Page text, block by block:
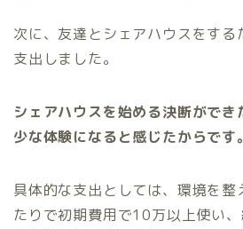
次に、友達とシェアハウスをする
支出しました。
シェアハウスを始める決断ができ
少な体験になると感じたからです。
具体的な支出としては、環境を整
たりで初期費用で10万以上使い